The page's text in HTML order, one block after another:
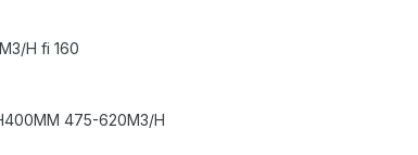
H fi 160
475-620M3/H